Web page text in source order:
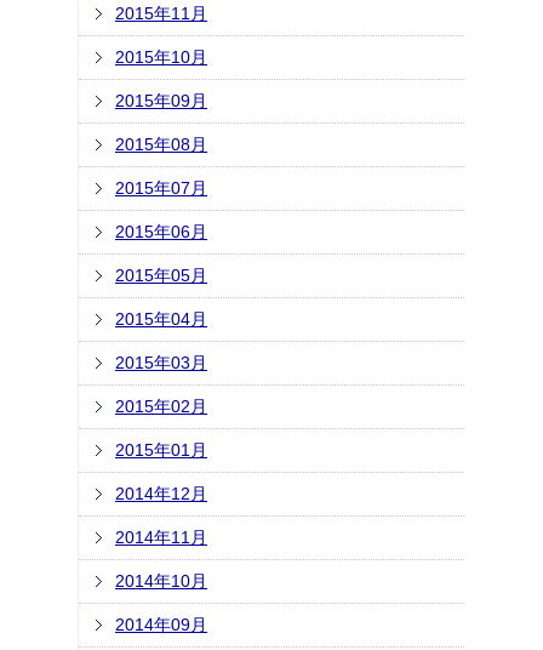
2015年11月
2015年10月
2015年09月
2015年08月
2015年07月
2015年06月
2015年05月
2015年04月
2015年03月
2015年02月
2015年01月
2014年12月
2014年11月
2014年10月
2014年09月